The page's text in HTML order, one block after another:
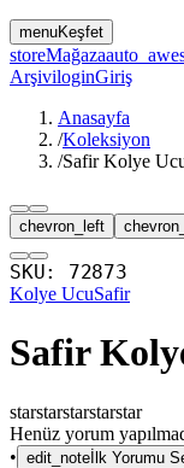
menuKeşfet
storeMağaza
ArşiviloginGiriş
Anasayfa
/Koleksiyon
/Safir Kolye
chevron_left
SKU: 72873
Kolye UcuSafir
Safir
starstarstarstarstar
Henüz yorum
• edit_note İlk Yorumu